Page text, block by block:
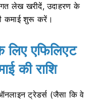
लेख खरीदें, उदाहरण के
कमाई शुरू करें।
लिए एफिलिएट
की राशि
ट्रेडर्स (जैसा कि वे